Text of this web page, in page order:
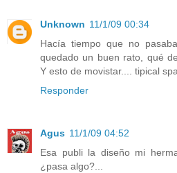
Unknown 11/1/09 00:34
Hacía tiempo que no
quedado un buen rato, qué
Y esto de movistar.... tipical
Responder
Agus 11/1/09 04:52
Esa publi la diseño mi
¿pasa algo?...